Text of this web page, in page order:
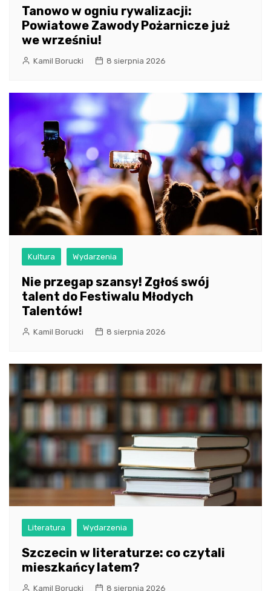
Tanowo w ogniu rywalizacji:
Powiatowe Zawody Pożarnicze już
we wrześniu!
Kamil Borucki 8 sierpnia 2026
Kultura Wydarzenia
Nie przegap szansy! Zgłoś swój
talent do Festiwalu Młodych
Talentów!
Kamil Borucki 8 sierpnia 2026
Literatura Wydarzenia
Szczecin w literaturze: co czytali
mieszkańcy latem?
Kamil Borucki 8 sierpnia 2026